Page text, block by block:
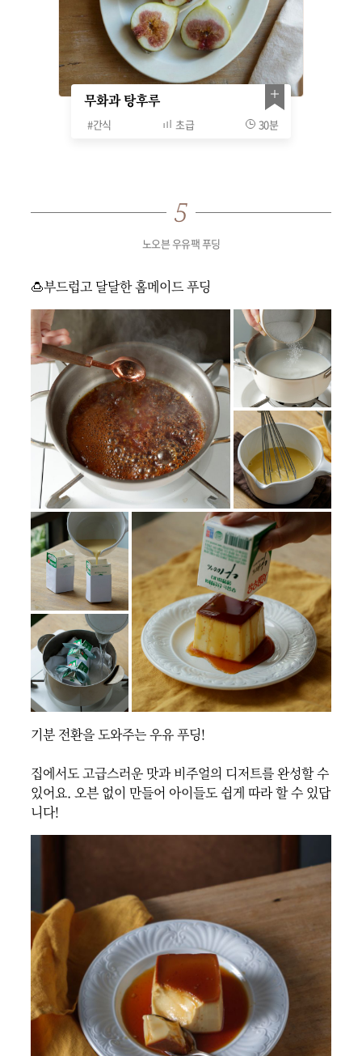
무화과 탕후루
#간식 초급 30분
노오븐 우유팩 푸딩
🍮부드럽고 달달한 홈메이드 푸딩
기분 전환을 도와주는 우유 푸딩!
집에서도 고급스러운 맛과 비주얼의 디저트를 완성할 수
있어요. 오븐 없이 만들어 아이들도 쉽게 따라 할 수 있답
니다!